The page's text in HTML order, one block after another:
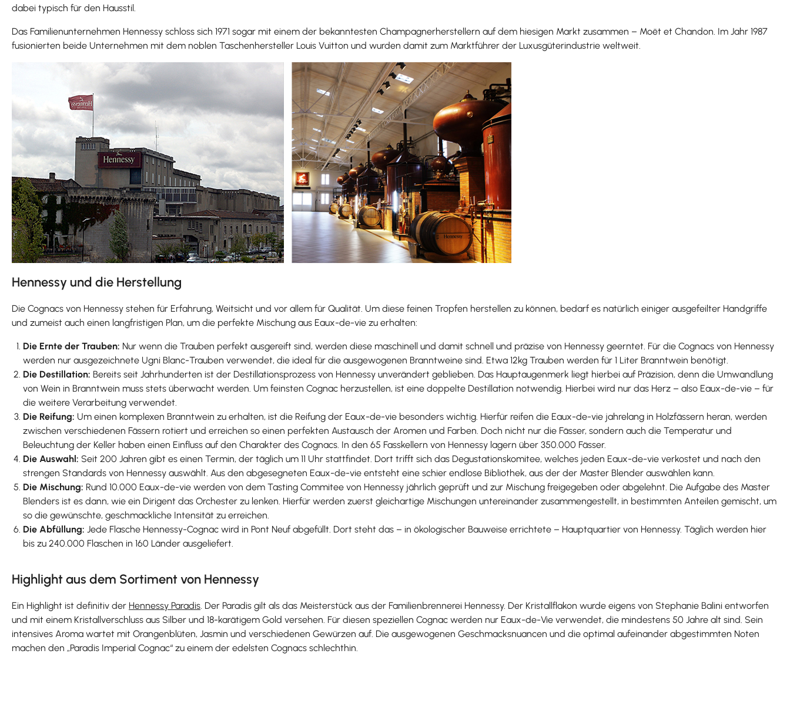
dabei typisch für den Hausstil.
Das Familienunternehmen Hennessy schloss sich 1971 sogar mit einem der bekanntesten Champagnerherstellern auf dem hiesigen Markt zusammen – Moët et Chandon. Im Jahr 1987
fusionierten beide Unternehmen mit dem noblen Taschenhersteller Louis Vuitton und wurden damit zum Marktführer der Luxusgüterindustrie weltweit.
Hennessy und die Herstellung
Die Cognacs von Hennessy stehen für Erfahrung, Weitsicht und vor allem für Qualität. Um diese feinen Tropfen herstellen zu können, bedarf es natürlich einiger ausgefeilter Handgriffe
und zumeist auch einen langfristigen Plan, um die perfekte Mischung aus Eaux-de-vie zu erhalten:
Die Ernte der Trauben: Nur wenn die Trauben perfekt ausgereift sind, werden diese maschinell und damit schnell und präzise von Hennessy geerntet. Für die Cognacs von Hennessy
werden nur ausgezeichnete Ugni Blanc-Trauben verwendet, die ideal für die ausgewogenen Branntweine sind. Etwa 12kg Trauben werden für 1 Liter Branntwein benötigt.
Die Destillation: Bereits seit Jahrhunderten ist der Destillationsprozess von Hennessy unverändert geblieben. Das Hauptaugenmerk liegt hierbei auf Präzision, denn die Umwandlung
von Wein in Branntwein muss stets überwacht werden. Um feinsten Cognac herzustellen, ist eine doppelte Destillation notwendig. Hierbei wird nur das Herz – also Eaux-de-vie – für
die weitere Verarbeitung verwendet.
Die Reifung: Um einen komplexen Branntwein zu erhalten, ist die Reifung der Eaux-de-vie besonders wichtig. Hierfür reifen die Eaux-de-vie jahrelang in Holzfässern heran, werden
zwischen verschiedenen Fässern rotiert und erreichen so einen perfekten Austausch der Aromen und Farben. Doch nicht nur die Fässer, sondern auch die Temperatur und
Beleuchtung der Keller haben einen Einfluss auf den Charakter des Cognacs. In den 65 Fasskellern von Hennessy lagern über 350.000 Fässer.
Die Auswahl: Seit 200 Jahren gibt es einen Termin, der täglich um 11 Uhr stattfindet. Dort trifft sich das Degustationskomitee, welches jeden Eaux-de-vie verkostet und nach den
strengen Standards von Hennessy auswählt. Aus den abgesegneten Eaux-de-vie entsteht eine schier endlose Bibliothek, aus der der Master Blender auswählen kann.
Die Mischung: Rund 10.000 Eaux-de-vie werden von dem Tasting Commitee von Hennessy jährlich geprüft und zur Mischung freigegeben oder abgelehnt. Die Aufgabe des Master
Blenders ist es dann, wie ein Dirigent das Orchester zu lenken. Hierfür werden zuerst gleichartige Mischungen untereinander zusammengestellt, in bestimmten Anteilen gemischt, um
so die gewünschte, geschmackliche Intensität zu erreichen.
Die Abfüllung: Jede Flasche Hennessy-Cognac wird in Pont Neuf abgefüllt. Dort steht das – in ökologischer Bauweise errichtete – Hauptquartier von Hennessy. Täglich werden hier
bis zu 240.000 Flaschen in 160 Länder ausgeliefert.
Highlight aus dem Sortiment von Hennessy
Ein Highlight ist definitiv der Hennessy Paradis . Der Paradis gilt als das Meisterstück aus der Familienbrennerei Hennessy. Der Kristallflakon wurde eigens von Stephanie Balini entworfen
und mit einem Kristallverschluss aus Silber und 18-karätigem Gold versehen. Für diesen speziellen Cognac werden nur Eaux-de-Vie verwendet, die mindestens 50 Jahre alt sind. Sein
intensives Aroma wartet mit Orangenblüten, Jasmin und verschiedenen Gewürzen auf. Die ausgewogenen Geschmacksnuancen und die optimal aufeinander abgestimmten Noten
machen den „Paradis Imperial Cognac“ zu einem der edelsten Cognacs schlechthin.